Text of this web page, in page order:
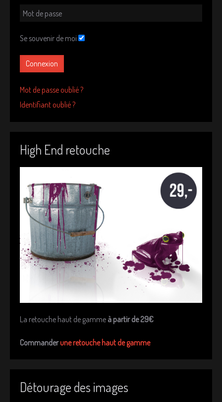
Se souvenir de moi
Connexion
Mot de passe oublié ?
Identifiant oublié ?
High End retouche
La retouche haut de gamme à partir de 29€
Commanderune retouche haut de gamme
Détourage des images